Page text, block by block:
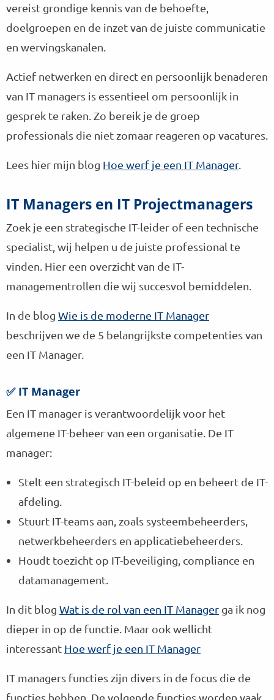
vereist grondige kennis van de behoefte,
doelgroepen en de inzet van de juiste communicatie
en wervingskanalen.
Actief netwerken en direct en persoonlijk benaderen
van IT managers is essentieel om persoonlijk in
gesprek te raken. Zo bereik je de groep
professionals die niet zomaar reageren op vacatures.
Lees hier mijn blog Hoe werf je een IT Manager.
IT Managers en IT Projectmanagers
Zoek je een strategische IT-leider of een technische
specialist, wij helpen u de juiste professional te
vinden. Hier een overzicht van de IT-
managementrollen die wij succesvol bemiddelen.
In de blog Wie is de moderne IT Manager
beschrijven we de 5 belangrijkste competenties van
een IT Manager.
✅ IT Manager
Een IT manager is verantwoordelijk voor het
algemene IT-beheer van een organisatie. De IT
manager:
Stelt een strategisch IT-beleid op en beheert de IT-
afdeling.
Stuurt IT-teams aan, zoals systeembeheerders,
netwerkbeheerders en applicatiebeheerders.
Houdt toezicht op IT-beveiliging, compliance en
datamanagement.
In dit blog Wat is de rol van een IT Manager ga ik nog
dieper in op de functie. Maar ook wellicht
interessant Hoe werf je een IT Manager
IT managers functies zijn divers in de focus die de
functies hebben. De volgende functies worden vaak